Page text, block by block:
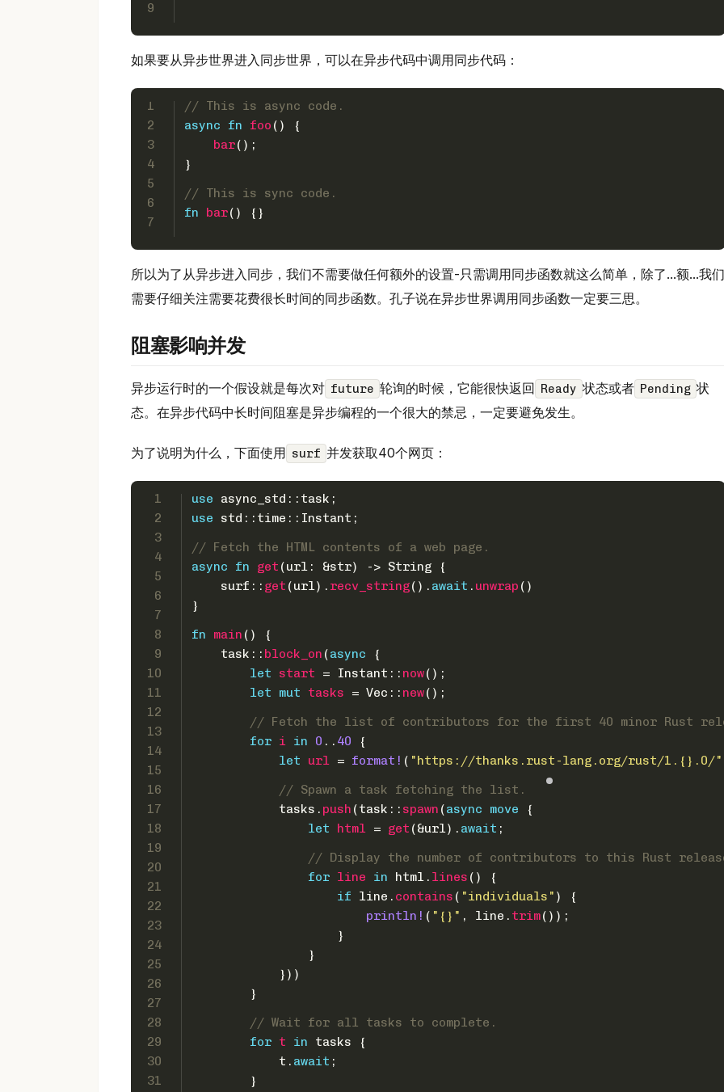
9
如果要从异步世界进入同步世界，可以在异步代码中调用同步代码：
1
2
3
4
5
6
7
// This is async code.
async
fn foo () {
bar();
}
// This is sync code.
fn
bar() {}
所以为了从异步进入同步，我们不需要做任何额外的设置-只需调用同步函数就这么简单，除了...额...我们
需要仔细关注需要花费很长时间的同步函数。孔子说在异步世界调用同步函数一定要三思。
阻塞影响并发
异步运行时的一个假设就是每次对 future 轮询的时候，它能很快返回 Ready 状态或者 Pending 状
态。在异步代码中长时间阻塞是异步编程的一个很大的禁忌，一定要避免发生。
为了说明为什么，下面使用 surf 并发获取40个网页：
1
2
3
4
5
6
7
8
9
10
11
12
13
14
15
16
17
18
19
20
21
22
23
24
25
26
27
28
29
30
31
use async_std::task;
use std::time::Instant;
// Fetch the HTML contents of a web page.
async
fn get (url: &str) -> String {
    surf::
get (url). recv_string(). await . unwrap ()
}
fn
main () {
    task::
block_on (async {
let
start = Instant:: now();
let
mut tasks = Vec :: new();
// Fetch the list of contributors for the first 40 minor Rust
for i in 0 .. 40 {
let
url = format! ( "https://thanks.rust-lang.org/rust/1.{}.0/"
// Spawn a task fetching the list.
            tasks.
push (task:: spawn (async move {
let
html = get (&url). await ;
// Display the number of contributors to this Rust
for line in html. lines () {
if line. contains ( "individuals" ) {
println! ( "{}" , line. trim());
                    }
                }
            }))
        }
// Wait for all tasks to complete.
for t in tasks {
            t.
await ;
        }